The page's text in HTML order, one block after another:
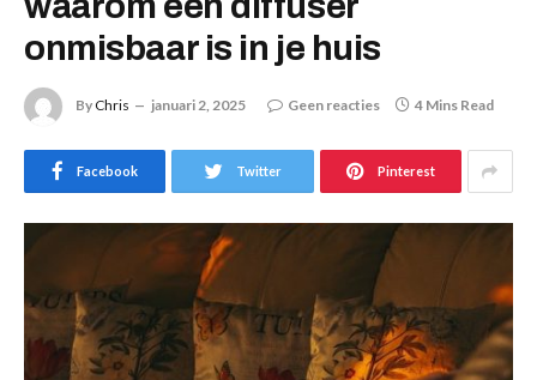
onmisbaar is in je huis
By Chris januari 2, 2025 Geen reacties 4 Mins Read
Facebook Twitter Pinterest